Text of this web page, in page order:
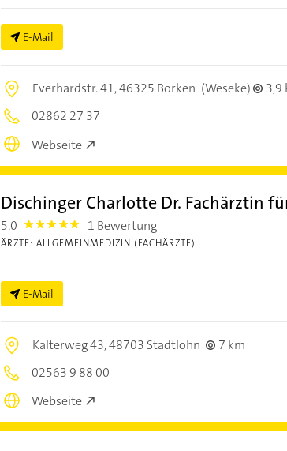
E-Mail
Everhardstr. 41,46325 Borken (Weseke)
3,9
02862 27 37
Webseite
Dischinger Charlotte Dr. Fachärztin
5,0 5.0 1 Bewertung
ÄRZTE: ALLGEMEINMEDIZIN (FACHÄRZTE)
E-Mail
Kalterweg 43,48703 Stadtlohn
7 km
02563 9 88 00
Webseite